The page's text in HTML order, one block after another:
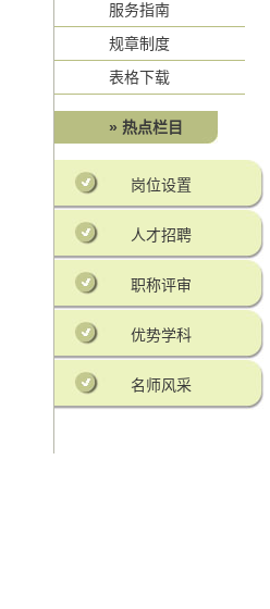
服务指南
规章制度
表格下载
» 热点栏目
岗位设置
人才招聘
职称评审
优势学科
名师风采